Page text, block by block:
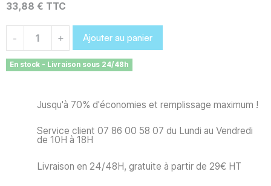
33,88 € TTC
- + Ajouter au panier
En stock - Livraison sous 24/48h
Jusqu'à 70% d'économies et remplissage maximum !
Service client 07 86 00 58 07 du Lundi au Vendredi
de 10H à 18H
Livraison en 24/48H, gratuite à partir de 29€ HT